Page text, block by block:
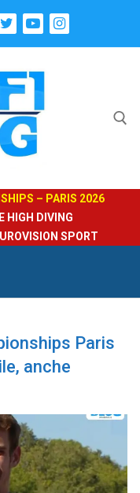
– PARIS 2026
HIGH DIVING
SPORT
Paris
anche